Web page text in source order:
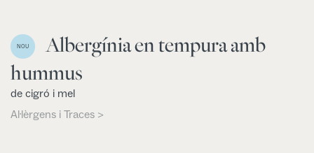
NOU
Albergínia en tempura amb
hummus
de cigró i mel
Al·lèrgens i Traces >